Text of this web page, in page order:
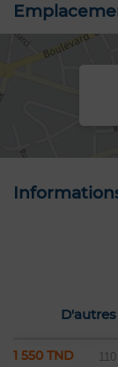
1 550 TND